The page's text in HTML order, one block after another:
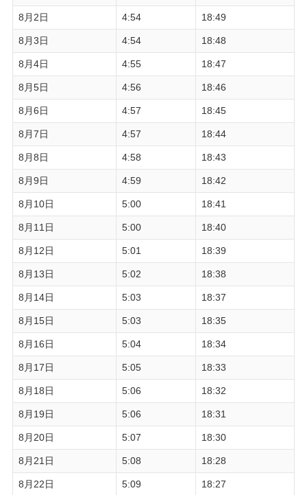
8月2日 4:54 18:49
8月3日 4:54 18:48
8月4日 4:55 18:47
8月5日 4:56 18:46
8月6日 4:57 18:45
8月7日 4:57 18:44
8月8日 4:58 18:43
8月9日 4:59 18:42
8月10日 5:00 18:41
8月11日 5:00 18:40
8月12日 5:01 18:39
8月13日 5:02 18:38
8月14日 5:03 18:37
8月15日 5:03 18:35
8月16日 5:04 18:34
8月17日 5:05 18:33
8月18日 5:06 18:32
8月19日 5:06 18:31
8月20日 5:07 18:30
8月21日 5:08 18:28
8月22日 5:09 18:27